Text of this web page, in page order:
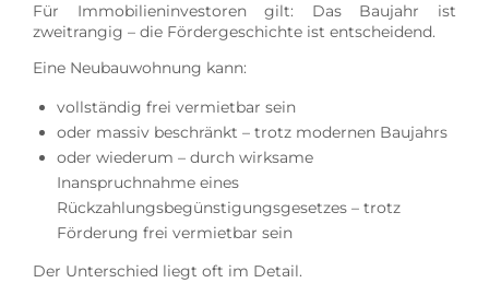
Für Immobilieninvestoren gilt: Das Baujahr ist
zweitrangig – die Fördergeschichte ist entscheidend.
Eine Neubauwohnung kann:
vollständig frei vermietbar sein
oder massiv beschränkt – trotz modernen Baujahrs
oder wiederum – durch wirksame
Inanspruchnahme eines
Rückzahlungsbegünstigungsgesetzes – trotz
Förderung frei vermietbar sein
Der Unterschied liegt oft im Detail.